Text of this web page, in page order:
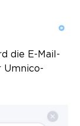
die E-Mail-
Umnico-